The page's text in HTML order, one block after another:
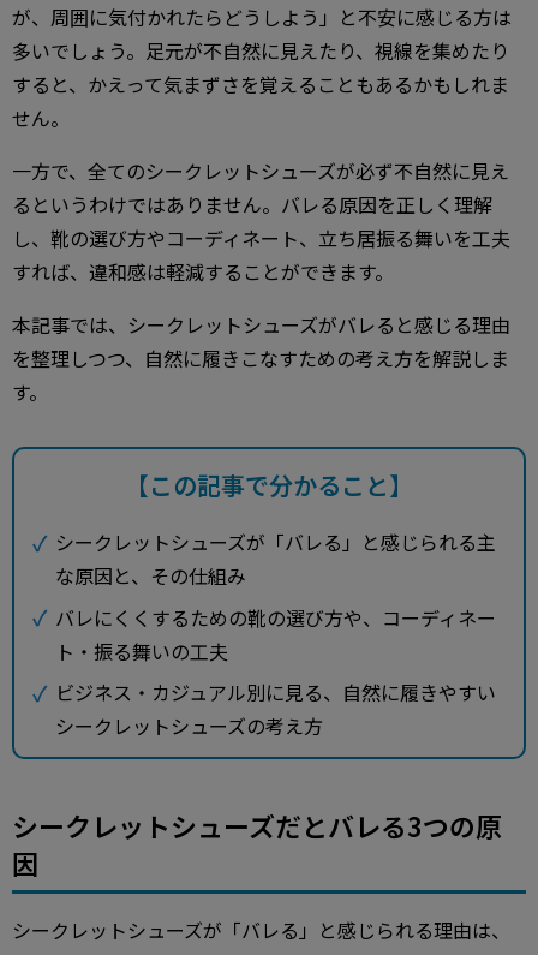
が、周囲に気付かれたらどうしよう」と不安に感じる方は
多いでしょう。足元が不自然に見えたり、視線を集めたり
すると、かえって気まずさを覚えることもあるかもしれま
せん。
一方で、全てのシークレットシューズが必ず不自然に見え
るというわけではありません。バレる原因を正しく理解
し、靴の選び方やコーディネート、立ち居振る舞いを工夫
すれば、違和感は軽減することができます。
本記事では、シークレットシューズがバレると感じる理由
を整理しつつ、自然に履きこなすための考え方を解説しま
す。
【この記事で分かること】
シークレットシューズが「バレる」と感じられる主
な原因と、その仕組み
バレにくくするための靴の選び方や、コーディネー
ト・振る舞いの工夫
ビジネス・カジュアル別に見る、自然に履きやすい
シークレットシューズの考え方
シークレットシューズだとバレる3つの原
因
シークレットシューズが「バレる」と感じられる理由は、